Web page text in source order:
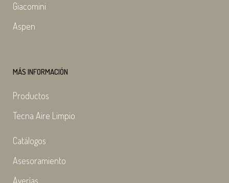
Giacomini
Aspen
MÁS INFORMACIÓN
Productos
Tecna Aire Limpio
Catálogos
Asesoramiento
Averías